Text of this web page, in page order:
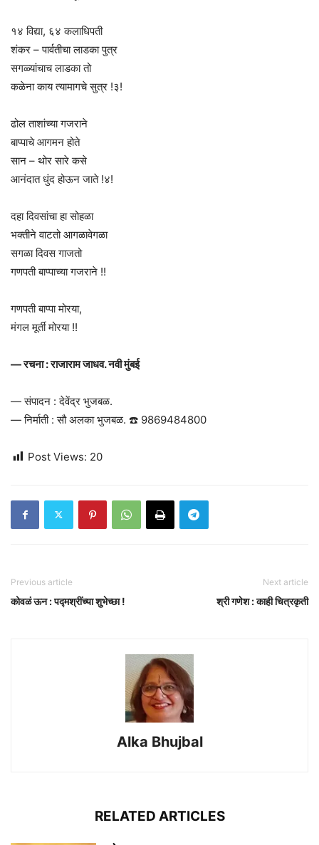
१४ विद्या, ६४ कलाधिपती
शंकर – पार्वतीचा लाडका पुत्र
सगळ्यांचाच लाडका तो
कळेना काय त्यामागचे सुत्र !३!
ढोल ताशांच्या गजराने
बाप्पाचे आगमन होते
सान – थोर सारे कसे
आनंदात धुंद होऊन जाते !४!
दहा दिवसांचा हा सोहळा
भक्तीने वाटतो आगळावेगळा
सगळा दिवस गाजतो
गणपती बाप्पाच्या गजराने !!
गणपती बाप्पा मोरया,
मंगल मूर्ती मोरया !!
— रचना : राजाराम जाधव. नवी मुंबई
— संपादन : देवेंद्र भुजबळ.
— निर्माती : सौ अलका भुजबळ. ☎️ 9869484800
Post Views: 20
Previous article
कोवळं ऊन : पद्मश्रींच्या शुभेच्छा !
Next article
श्री गणेश : काही चित्रकृती
Alka Bhujbal
RELATED ARTICLES